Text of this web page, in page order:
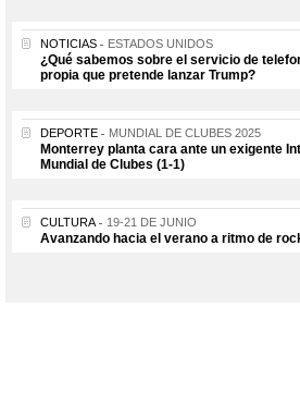
NOTICIAS ESTADOS UNIDOS
¿Qué sabemos sobre el servicio de
propia que pretende lanzar Trump?
DEPORTE MUNDIAL DE CLUBES 2025
Monterrey planta cara ante un exigente
Mundial de Clubes (1-1)
CULTURA 19-21 DE JUNIO
Avanzando hacia el verano a ritmo de